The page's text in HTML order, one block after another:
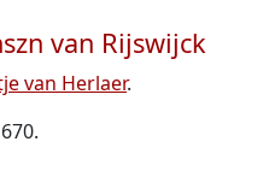
van Rijswijck
van Herlaer.